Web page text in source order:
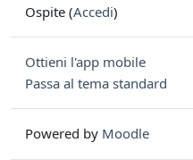
Ospite (Accedi)
Ottieni l'app mobile
Passa al tema standard
Powered by Moodle